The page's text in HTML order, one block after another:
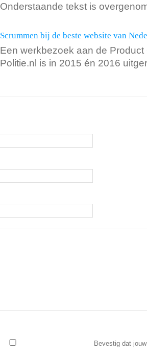
Onderstaande tekst is
Scrummen bij de beste website van
Een werkbezoek aan de
Politie.nl is in 2015 én 2016
Bevestig dat